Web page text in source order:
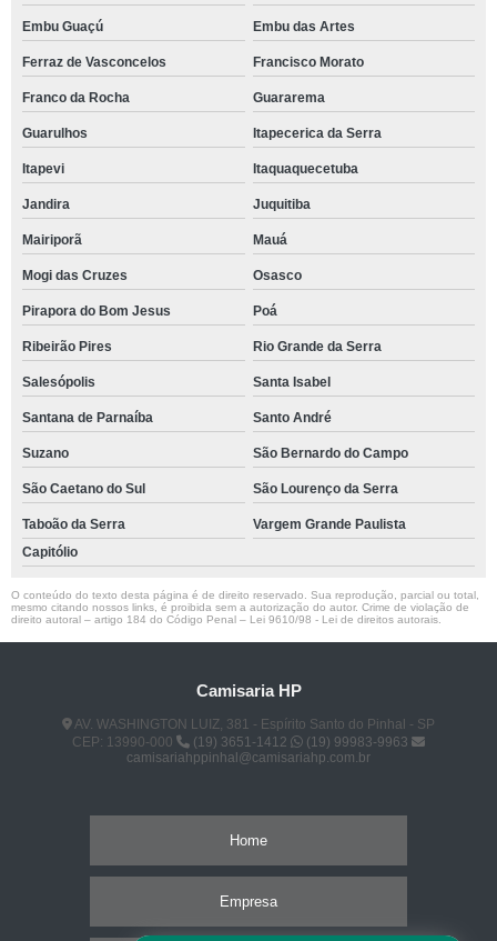
Embu Guaçú Embu das Artes
Ferraz de Vasconcelos Francisco Morato
Franco da Rocha Guararema
Guarulhos Itapecerica da Serra
Itapevi Itaquaquecetuba
Jandira Juquitiba
Mairiporã Mauá
Mogi das Cruzes Osasco
Pirapora do Bom Jesus Poá
Ribeirão Pires Rio Grande da Serra
Salesópolis Santa Isabel
Santana de Parnaíba Santo André
Suzano São Bernardo do Campo
São Caetano do Sul São Lourenço da Serra
Taboão da Serra
Vargem Grande Paulista
Capitólio
O conteúdo do texto desta página é de direito reservado. Sua reprodução, parcial ou total,
mesmo citando nossos links, é proibida sem a autorização do autor. Crime de violação de
direito autoral – artigo 184 do Código Penal – Lei 9610/98 - Lei de direitos autorais
Camisaria HP
AV. WASHINGTON LUIZ, 381 - Espírito Santo do Pinhal - SP
CEP: 13990-000
(19) 3651-1412
(19) 99983-9963
camisariahppinhal@camisariahp.com.br
Home
Empresa